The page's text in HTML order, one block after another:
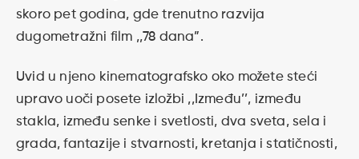
skoro pet godina, gde trenutno razvija
dugometražni film ,,78 dana”.
Uvid u njeno kinematografsko oko možete steći
upravo uoči posete izložbi ,,Između’’, između
stakla, između senke i svetlosti, dva sveta, sela i
grada, fantazije i stvarnosti, kretanja i statičnosti,